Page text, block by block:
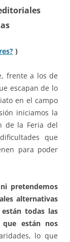
)
frente a los de
escapan de lo
en el campo
iniciamos la
de la Feria del
que
para poder
ni pretendemos
alternativas
todas las
están nos
lo que